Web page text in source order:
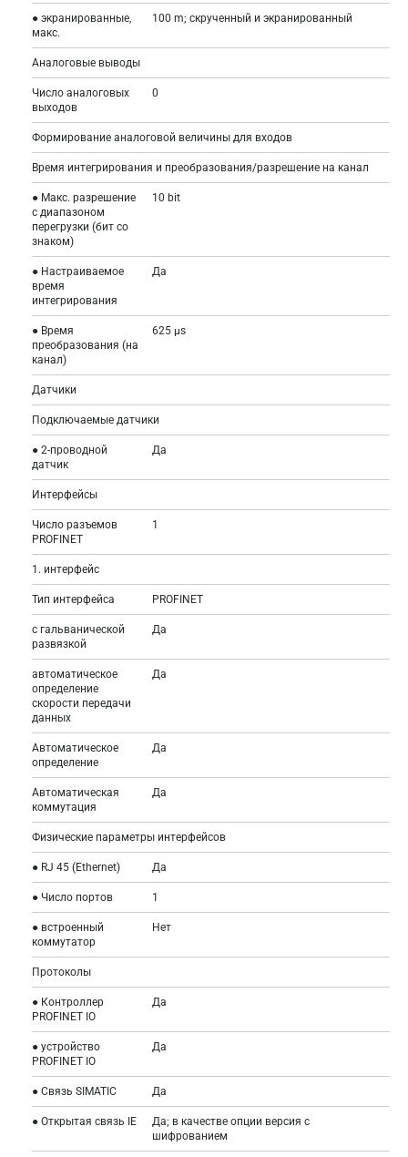
● экранированные,
макс.
100 m; скрученный и экранированный
Аналоговые выводы
Число аналоговых
выходов
0
Формирование аналоговой величины для входов
Время интегрирования и преобразования/разрешение на канал
● Макс. разрешение
с диапазоном
перегрузки (бит со
знаком)
10 bit
● Настраиваемое
время
интегрирования
Да
● Время
преобразования (на
канал)
625 µs
Датчики
Подключаемые датчики
● 2-проводной
датчик
Да
Интерфейсы
Число разъемов
PROFINET
1
1. интерфейс
Тип интерфейса PROFINET
с гальванической
развязкой
Да
автоматическое
определение
скорости передачи
данных
Да
Автоматическое
определение
Да
Автоматическая
коммутация
Да
Физические параметры интерфейсов
● RJ 45 (Ethernet) Да
● Число портов 1
● встроенный
коммутатор
Нет
Протоколы
● Контроллер
PROFINET IO
Да
● устройство
PROFINET IO
Да
● Связь SIMATIC Да
● Открытая связь IE
Да; в качестве опции версия с
шифрованием